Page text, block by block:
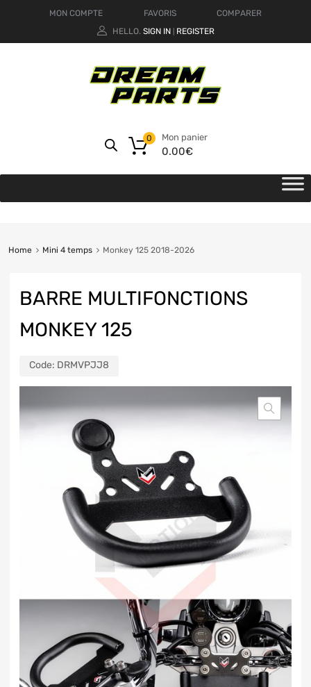
MON COMPTE FAVORIS
COMPARER
HELLO. SIGN IN REGISTER
Mon panier
0.00€
0
Home Mini 4 temps Monkey 125 2018-2026
BARRE MULTIFONCTIONS
MONKEY 125
Code: DRMVPJJ8